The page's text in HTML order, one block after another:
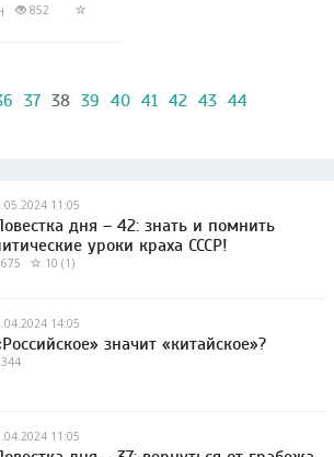
852
37 38 39 40 41 42 43 44
11:05
дня – 42: знать и помнить
уроки краха СССР!
10 (1)
14:05
значит «китайское»?
11:05